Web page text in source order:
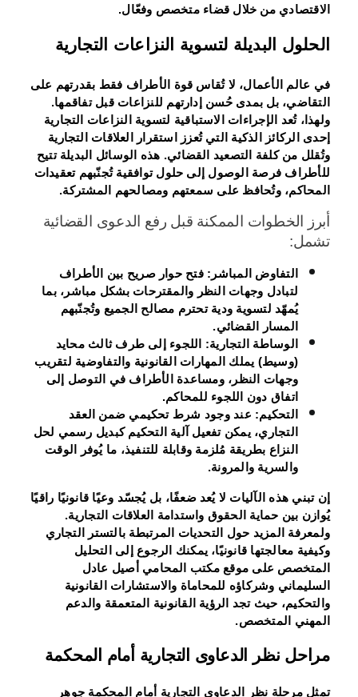
الاقتصادي من خلال قضاء متخصص وفعّال.
الحلول البديلة لتسوية النزاعات التجارية
في عالم الأعمال، لا تُقاس قوة الأطراف فقط بقدرتهم على
التقاضي، بل بمدى حُسن إدارتهم للنزاعات قبل تفاقمها.
ولهذا، تُعد الإجراءات الاستباقية لتسوية النزاعات التجارية
إحدى الركائز الذكية التي تُعزز استقرار العلاقات التجارية
وتُقلل من كلفة التصعيد القضائي. هذه الوسائل البديلة تتيح
للأطراف فرصة الوصول إلى حلول توافقية تُجنّبهم تعقيدات
المحاكم، وتُحافظ على سمعتهم ومصالحهم المشتركة.
أبرز الخطوات الممكنة قبل رفع الدعوى القضائية
تشمل:
التفاوض المباشر: فتح حوار صريح بين الأطراف
لتبادل وجهات النظر والمقترحات بشكل مباشر، بما
يُمهّد لتسوية ودية تحترم مصالح الجميع وتُجنّبهم
المسار القضائي.
الوساطة التجارية: اللجوء إلى طرف ثالث محايد
(وسيط) يملك المهارات القانونية والتفاوضية لتقريب
وجهات النظر، ومساعدة الأطراف في التوصل إلى
اتفاق دون اللجوء للمحاكم.
التحكيم: عند وجود شرط تحكيمي ضمن العقد
التجاري، يمكن تفعيل آلية التحكيم كبديل رسمي لحل
النزاع بطريقة مُلزمة وقابلة للتنفيذ، ما يُوفر الوقت
والسرية والمرونة.
إن تبني هذه الآليات لا يُعد ضعفًا، بل يُجسّد وعيًا قانونيًا راقيًا
يُوازن بين حماية الحقوق واستدامة العلاقات التجارية.
ولمعرفة المزيد حول التحديات المرتبطة بالتستر التجاري
وكيفية معالجتها قانونيًا، يمكنك الرجوع إلى التحليل
المتخصص على موقع مكتب المحامي أصيل عادل
السليماني وشركاؤه للمحاماة والاستشارات القانونية
والتحكيم، حيث تجد الرؤية القانونية المتعمقة والدعم
المهني المتخصص.
مراحل نظر الدعاوى التجارية أمام المحكمة
تمثل مرحلة نظر الدعاوى التجارية أمام المحكمة جوهر